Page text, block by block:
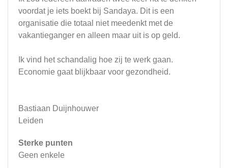
voordat je iets boekt bij Sandaya. Dit is een
organisatie die totaal niet meedenkt met de
vakantieganger en alleen maar uit is op geld.
Ik vind het schandalig hoe zij te werk gaan.
Economie gaat blijkbaar voor gezondheid.
Bastiaan Duijnhouwer
Leiden
Sterke punten
Geen enkele